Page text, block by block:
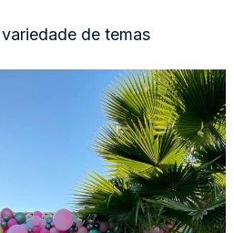
de temas